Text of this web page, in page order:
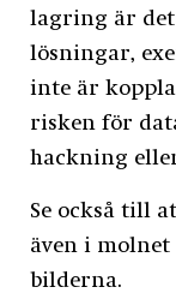
lagring är det
lösningar,
inte är
risken för
hackning
Se också till
även i
bilderna.